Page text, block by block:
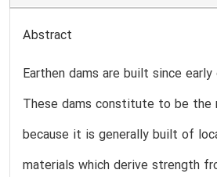
Abstract
Earthen dams are built since
These dams constitute to be the
because it is generally built of
materials which derive strength